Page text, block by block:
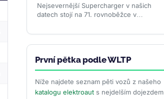
Nejsevernější Supercharger v našich
datech stojí na 71. rovnoběžce v
kruhem je třicet stanic, všechny...>>
První pětka podle WLTP
Níže najdete seznam pěti vozů z našeho
katalogu elektroauts nejdelším dojezdem